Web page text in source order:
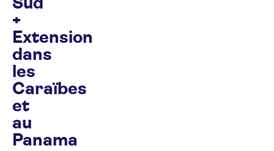
Sud
+
Extension
dans
les
Caraïbes
et
au
Panama